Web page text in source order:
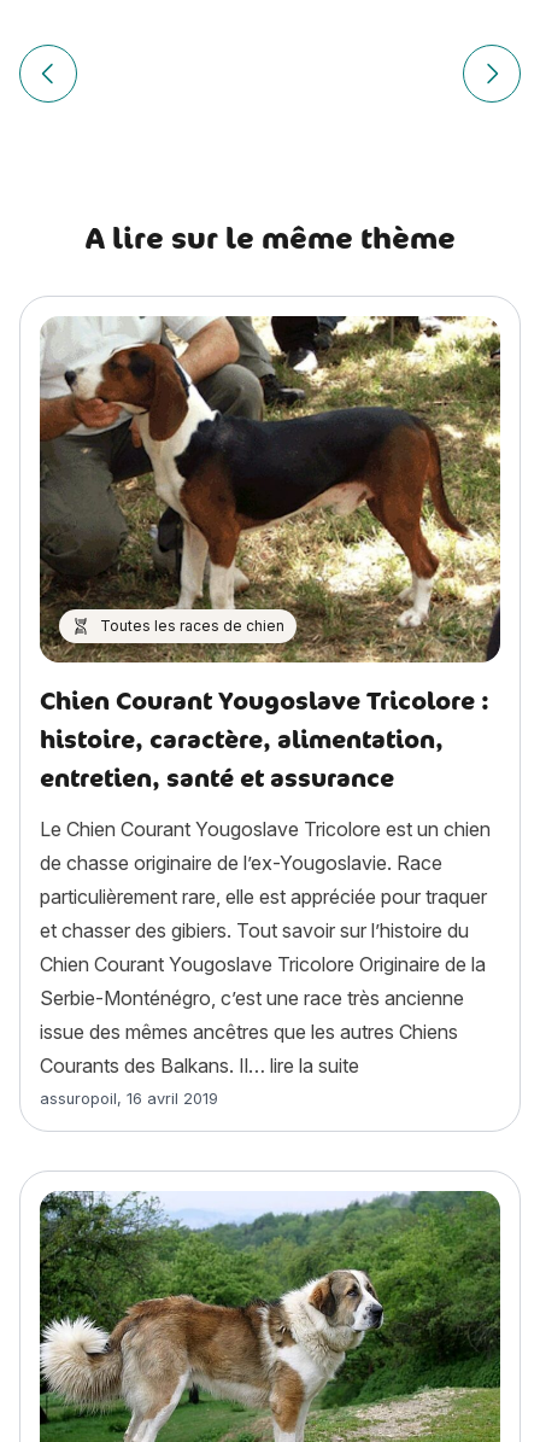
Navigation
de
Article précédent Comment bien préparer son chat àArticle
A lire sur le même thème
Toutes les races de chien
Chien Courant Yougoslave Tricolore :
histoire, caractère, alimentation,
entretien, santé et assurance
Le Chien Courant Yougoslave Tricolore est un chien
de chasse originaire de l’ex-Yougoslavie. Race
particulièrement rare, elle est appréciée pour traquer
et chasser des gibiers. Tout savoir sur l’histoire du
Chien Courant Yougoslave Tricolore Originaire de la
Serbie-Monténégro, c’est une race très ancienne
issue des mêmes ancêtres que les autres Chiens
Courants des Balkans. Il… lire la suite
Article rédigé par
assuropoil, 16 avril 2019